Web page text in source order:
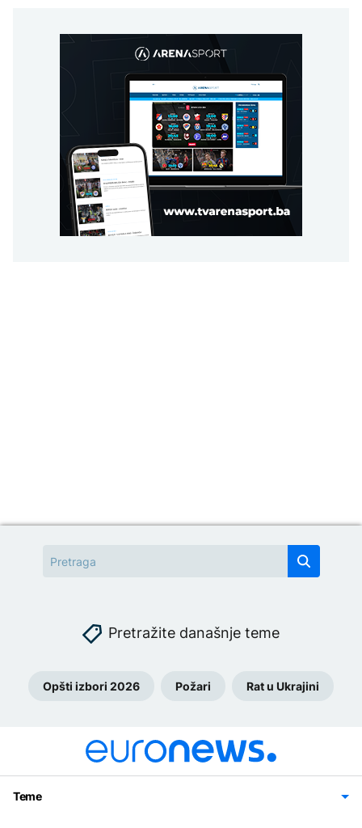
Pretražite današnje teme
Opšti izbori 2026 Požari Rat u Ukrajini
Teme